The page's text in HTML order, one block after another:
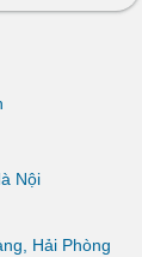
Nội
Hải Phòng